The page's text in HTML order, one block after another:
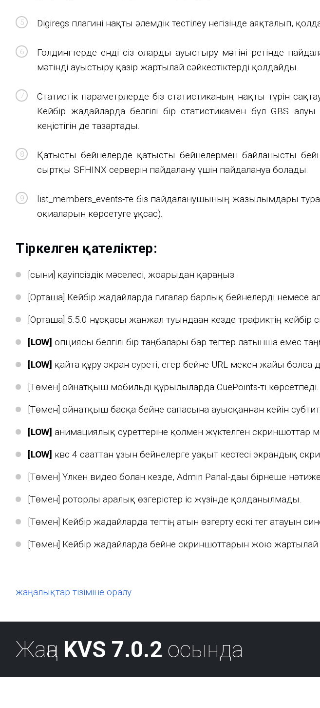
Digiregs плагині нақты әлемдік тестілеу негізінде аяқталып,
Голдингтерде енді сіз оларды ауыстыру мәтіні ретінде
мәтінді ауыстыру қазір жартылай сәйкестіктерді қолдайды.
Статистік параметрлерде біз статистиканың нақты түрін
Кейбір жағдайларда белгілі бір статистикамен бұл GBS
кеңістігін де тазартады.
Қатысты бейнелерде қатысты бейнелермен байланысты
сыртқы SFHINX серверін пайдалану үшін пайдалануға болады.
list_members_events-те біз пайдаланушының жазылымдары
оқиғаларын көрсетуге ұқсас).
Тіркелген қателіктер:
[сыни] қауіпсіздік мәселесі, жоғарыдан қараңыз.
[Орташа] Кейбір жағдайларда гигалар барлық бейнелерді
[Орташа] 5.5.0 нұсқасы жанжал туындаған кезде трафиктің кейбір
[LOW] опциясы белгілі бір таңбалары бар тегтер латынша емес
[LOW] қайта құру экран суреті, егер бейне URL мекен-жайы болса
[Төмен] ойнатқыш мобильді құрылғыларда CuePoints-ті көрсетпеді.
[Төмен] ойнатқыш басқа бейне сапасына ауысқаннан кейін
[LOW] анимациялық суреттеріне қолмен жүктелген скриншоттар
[LOW] квс 4 сағаттан ұзын бейнелерге уақыт кестесі экрандық
[Төмен] Үлкен видео болған кезде, Admin Panal-дағы бірнеше
[Төмен] роторлы аралық өзгерістер іс жүзінде қолданылмады.
[Төмен] Кейбір жағдайларда тегтің атын өзгерту ескі тег атауын
[Төмен] Кейбір жағдайларда бейне скриншоттарын жою жартылай
жаңалықтар тізіміне оралу
Жаңа KVS 7.0.2 осында